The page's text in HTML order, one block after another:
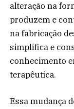
alteração na
produzem e
na fabricação
simplifica e
conhecimento
terapêutica.
Essa mudança